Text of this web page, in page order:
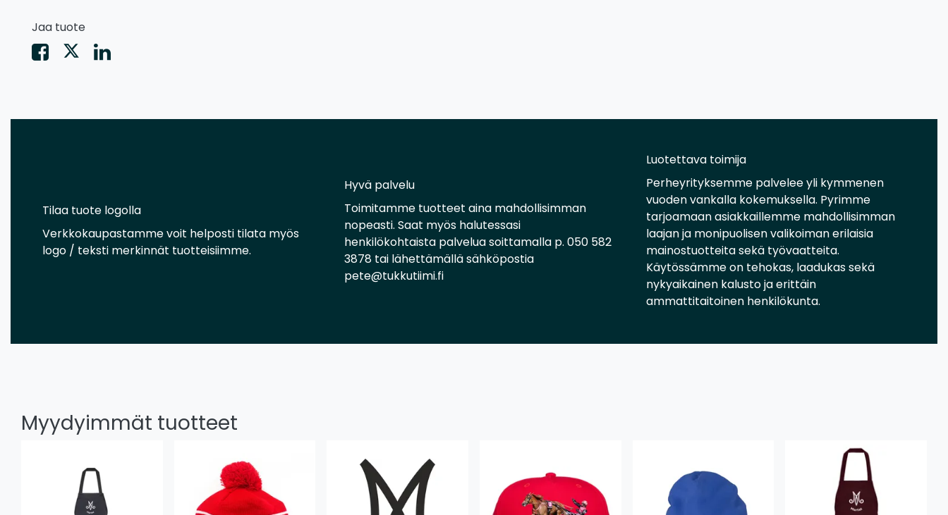
Jaa tuote
Tilaa tuote logolla
Verkkokaupastamme voit helposti tilata myös
logo / teksti merkinnät tuotteisiimme.
Hyvä palvelu
Toimitamme tuotteet aina mahdollisimman
nopeasti. Saat myös halutessasi
henkilökohtaista palvelua soittamalla p. 050 582
3878 tai lähettämällä sähköpostia
pete@tukkutiimi.fi
Luotettava toimija
Perheyrityksemme palvelee yli kymmenen
vuoden vankalla kokemuksella. Pyrimme
tarjoamaan asiakkaillemme mahdollisimman
laajan ja monipuolisen valikoiman erilaisia
mainostuotteita sekä työvaatteita.
Käytössämme on tehokas, laadukas sekä
nykyaikainen kalusto ja erittäin
ammattitaitoinen henkilökunta.
Myydyimmät tuotteet